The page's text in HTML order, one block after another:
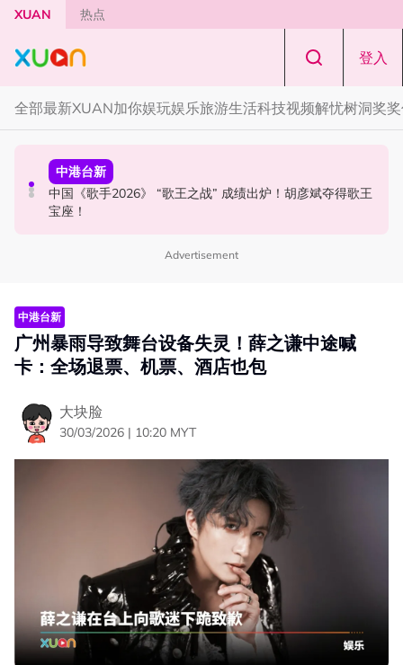
Skip to main content
XUAN 热点
登入
全部最新XUAN加你娱玩娱乐旅游生活科技视频解忧树洞奖
国际星闻
YG大楼遭女粉持高尔夫球杆猛砸！BLACKPINK 10周年最
新进展曝光！
中港台新
Jaclyn Victor现身《歌手2026》现场！遭粉丝野生捕获要
求合照！
中港台新
中国《歌手2026》 “歌王之战” 成绩出炉！胡彦斌夺得歌王
宝座！
Advertisement
中港台新
广州暴雨导致舞台设备失灵！薛之谦中途喊
卡：全场退票、机票、酒店也包
大块脸
30/03/2026 | 10:20 MYT